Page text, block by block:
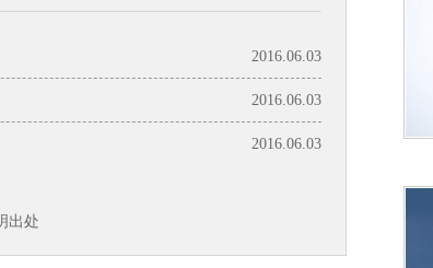
2016.06.03
2016.06.03
2016.06.03
出处